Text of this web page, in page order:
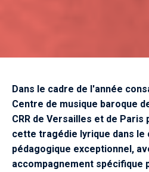
Dans le cadre de l'année
Centre de musique baroque
CRR de Versailles et de
cette tragédie lyrique dans le
pédagogique exceptionnel,
accompagnement spécifique